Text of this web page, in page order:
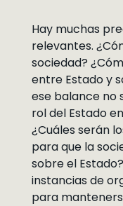
Hay muchas
relevantes.
sociedad?
entre Estado y
ese balance no
rol del Estado
¿Cuáles serán
para que la
sobre el
instancias de
para